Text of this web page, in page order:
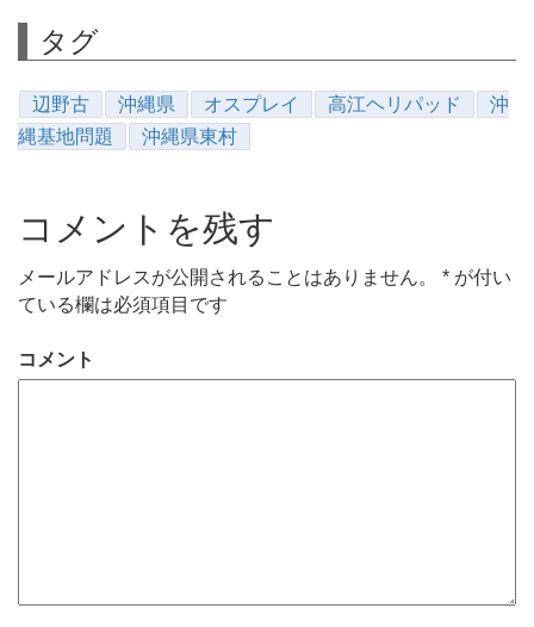
タグ
辺野古 沖縄県 オスプレイ 高江ヘリパッド
沖
縄基地問題
沖縄県東村
コメントを残す
メールアドレスが公開されることはありません。 * が付い
ている欄は必須項目です
コメント